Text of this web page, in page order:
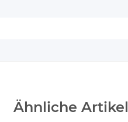
Ähnliche Artikel